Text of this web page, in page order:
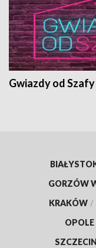
Gwiazdy od Szafy
GORZÓW
KRAKÓW /
OPOLE
SZCZECIN